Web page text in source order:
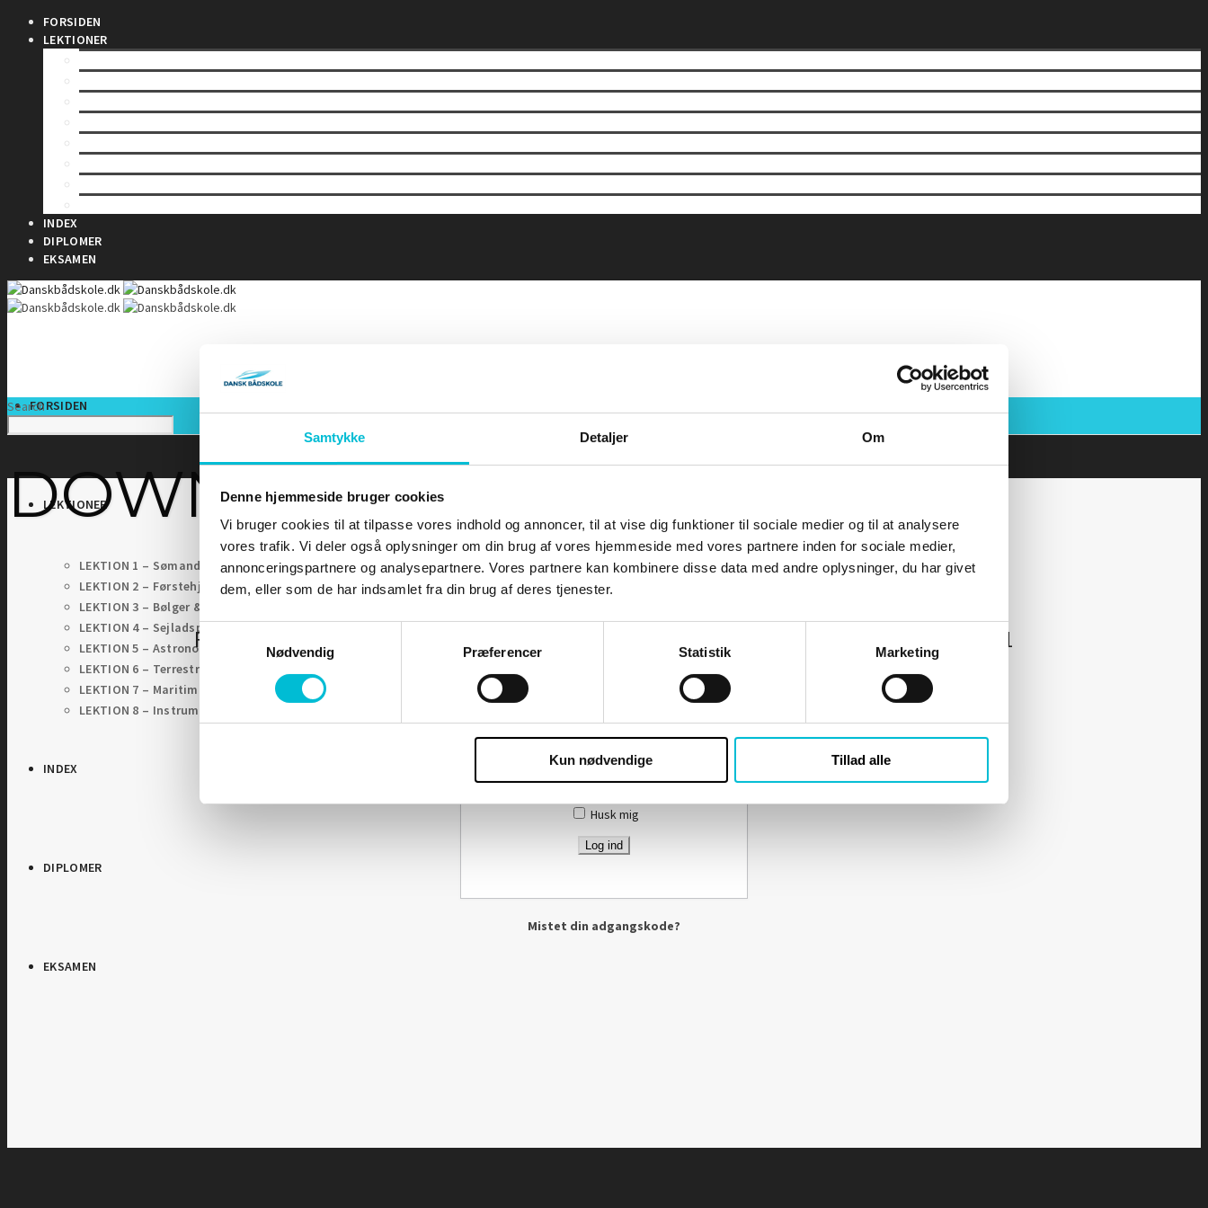
Samtykke Detaljer Om
Denne hjemmeside bruger cookies
Vi bruger cookies til at tilpasse vores indhold og annoncer, til at vise dig funktioner til sociale medier og til at analysere
vores trafik. Vi deler også oplysninger om din brug af vores hjemmeside med vores partnere inden for sociale medier,
annonceringspartnere og analysepartnere. Vores partnere kan kombinere disse data med andre oplysninger, du har givet
dem, eller som de har indsamlet fra din brug af deres tjenester.
Samtykkevalg
Nødvendig
Præferencer Statistik Marketing
Kun nødvendige Tillad alle
FORSIDEN
LEKTIONER
INDEX
DIPLOMER
EKSAMEN
FORSIDEN
LEKTIONER
LEKTION 1 – Sømandskab og kommunikation
LEKTION 2 – Førstehjælp for sejlere
LEKTION 3 – Bølger & Tidevand
LEKTION 4 – Sejladsplanlægning
LEKTION 5 – Astronomisk navigation
LEKTION 6 – Terrestrisk navigation
LEKTION 7 – Maritim meteorologi
LEKTION 8 – Instrumentlære
INDEX
DIPLOMER
EKSAMEN
Search
DOWNLOAD
For at tilgå denne side skal du være logge ind og være tilmeldt kurset - Yachtskipper 1
Adgangskode
Husk mig
Mistet din adgangskode?